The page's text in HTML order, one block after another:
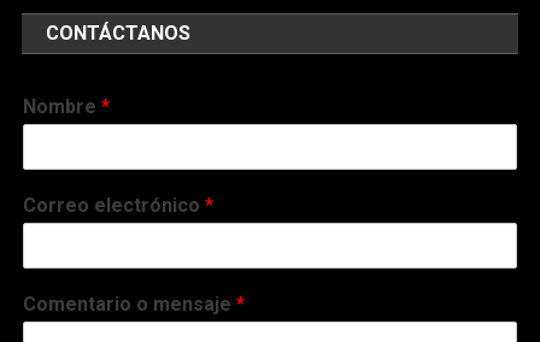
CONTÁCTANOS
Nombre*
Correo electrónico*
Comentario o mensaje*